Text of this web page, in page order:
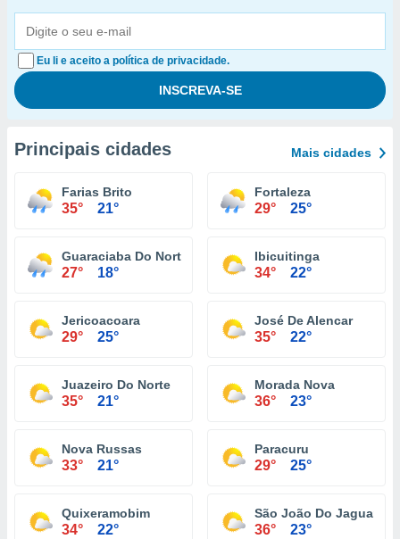
Eu li e aceito a política de privacidade.
Principais cidades Mais cidades
Farias Brito
35° 21°
Fortaleza
29° 25°
Guaraciaba Do Norte
27° 18°
Ibicuitinga
34° 22°
Jericoacoara
29° 25°
José De Alencar
35° 22°
Juazeiro Do Norte
35° 21°
Morada Nova
36° 23°
Nova Russas
33° 21°
Paracuru
29° 25°
Quixeramobim
34° 22°
São João Do Jaguaribe
36° 23°